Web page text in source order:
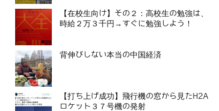
【在校生向け】その２：高校生の勉強は、
時給２万３千円→すぐに勉強しよう！
背伸びしない本当の中国経済
【打ち上げ成功】飛行機の窓から見たH2A
ロケット３７号機の発射